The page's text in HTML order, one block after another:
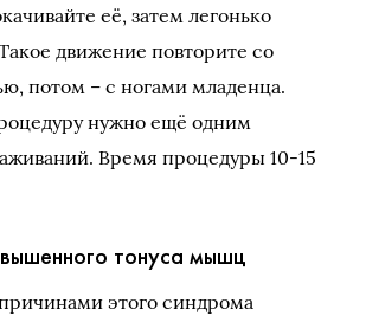
её, затем легонько
движение повторите со
потом – с ногами младенца.
нужно ещё одним
Время процедуры 10-15
тонуса мышц
этого синдрома